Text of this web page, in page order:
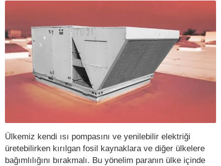
Ülkemiz kendi ısı pompasını ve yenilebilir elektriği
üretebilirken kırılgan fosil kaynaklara ve diğer ülkelere
bağımlılığını bırakmalı. Bu yönelim paranın ülke içinde